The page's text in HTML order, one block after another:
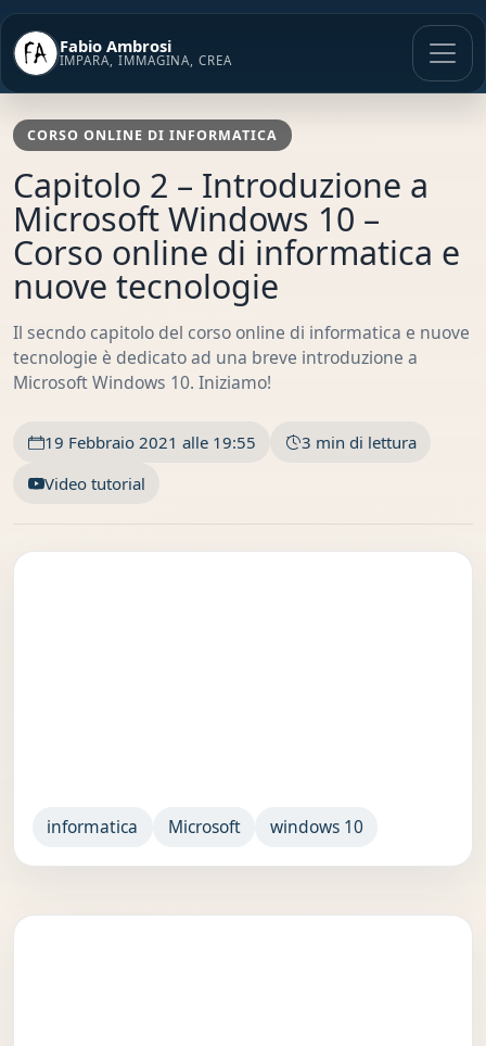
Vai
contenuto
Fabio Ambrosi
IMPARA, IMMAGINA, CREA
CORSO ONLINE DI INFORMATICA
Capitolo 2 – Introduzione a
Microsoft Windows 10 –
Corso online di informatica e
nuove tecnologie
Il secndo capitolo del corso online di informatica e nuove
tecnologie è dedicato ad una breve introduzione a
Microsoft Windows 10. Iniziamo!
19 Febbraio 2021 alle 19:55
3 min di lettura
Video tutorial
informatica Microsoft windows 10